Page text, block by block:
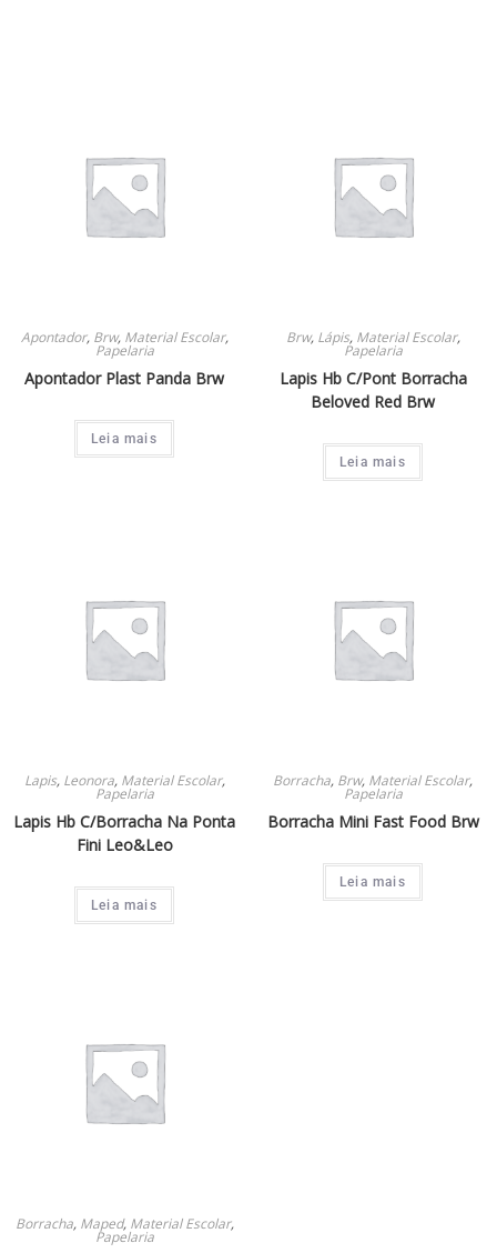
Apontador, Brw, Material Escolar,
Papelaria
Apontador Plast Panda Brw
Leia mais
Brw, Lápis, Material Escolar,
Papelaria
Lapis Hb C/Pont Borracha
Beloved Red Brw
Leia mais
Lapis, Leonora, Material Escolar,
Papelaria
Lapis Hb C/Borracha Na Ponta
Fini Leo&Leo
Leia mais
Borracha, Brw, Material Escolar,
Papelaria
Borracha Mini Fast Food Brw
Leia mais
Borracha, Maped, Material Escolar,
Papelaria